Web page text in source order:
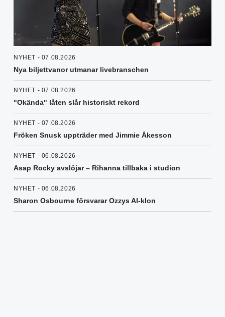
NYHET - 07.08.2026
Nya biljettvanor utmanar livebranschen
NYHET - 07.08.2026
"Okända" låten slår historiskt rekord
NYHET - 07.08.2026
Fröken Snusk uppträder med Jimmie Åkesson
NYHET - 06.08.2026
Asap Rocky avslöjar – Rihanna tillbaka i studion
NYHET - 06.08.2026
Sharon Osbourne försvarar Ozzys AI-klon